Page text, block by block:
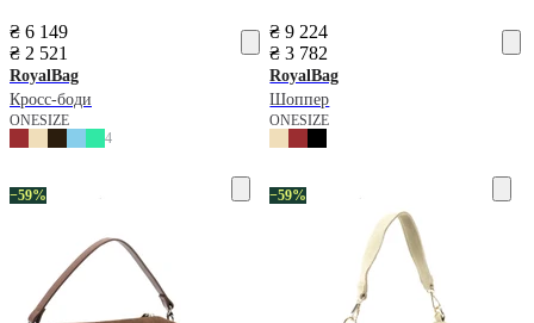
₴ 6 149
₴ 2 521
RoyalBag
Кросс-боди
ONESIZE
4
₴ 9 224
₴ 3 782
RoyalBag
Шоппер
ONESIZE
−59% −59%